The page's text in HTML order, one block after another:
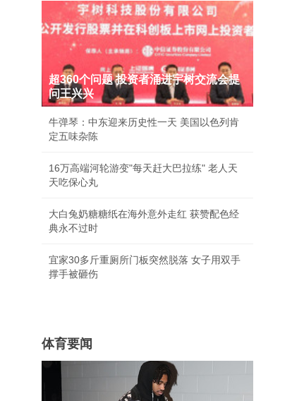
超360个问题 投资者涌进宇树交流会提
问王兴兴
牛弹琴：中东迎来历史性一天 美国以色列肯
定五味杂陈
16万高端河轮游变"每天赶大巴拉练" 老人天
天吃保心丸
大白兔奶糖糖纸在海外意外走红 获赞配色经
典永不过时
宜家30多斤重厕所门板突然脱落 女子用双手
撑手被砸伤
体育要闻